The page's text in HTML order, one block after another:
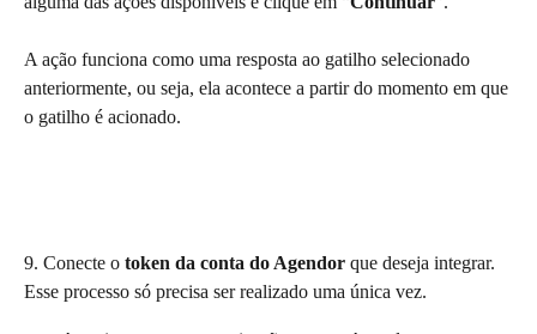
A ação funciona como uma resposta ao gatilho selecionado
anteriormente, ou seja, ela acontece a partir do momento em que
o gatilho é acionado.
9. Conecte o token da conta do Agendor que deseja integrar.
Esse processo só precisa ser realizado uma única vez.